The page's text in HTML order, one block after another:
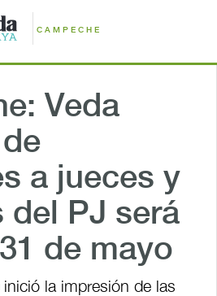
CAMPECHE
Veda
a jueces y
del PJ será
de mayo
la impresión de las